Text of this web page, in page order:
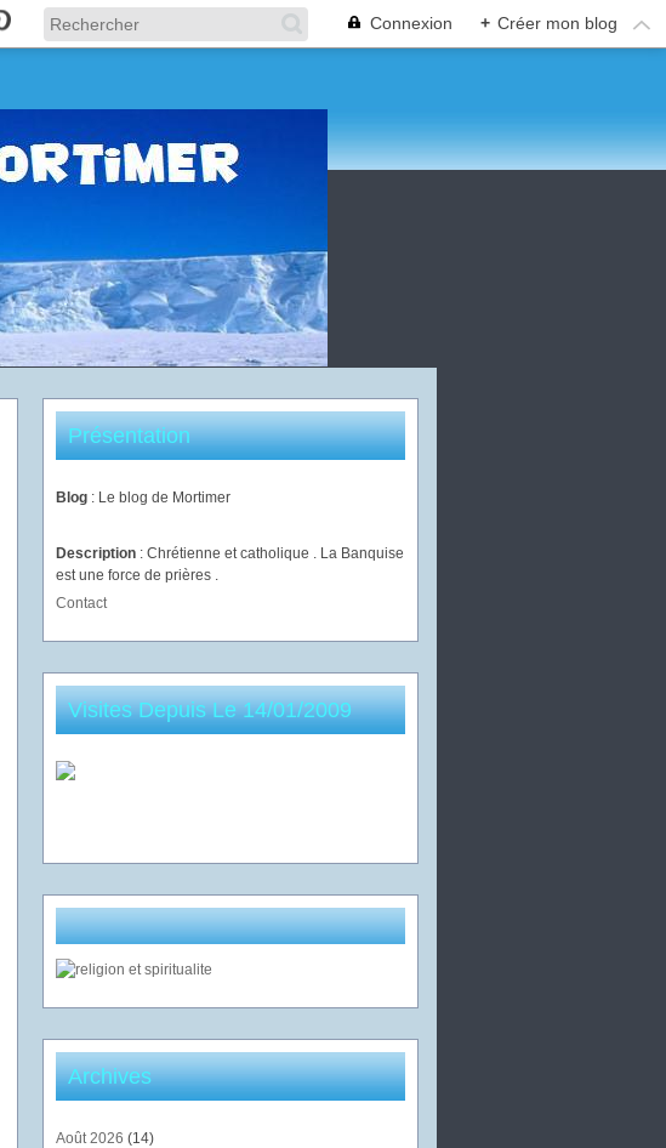
Connexion + Créer mon blog
Présentation
Blog : Le blog de Mortimer
Description : Chrétienne et catholique . La Banquise
est une force de prières .
Contact
Visites Depuis Le 14/01/2009
Archives
Août 2026 (14)